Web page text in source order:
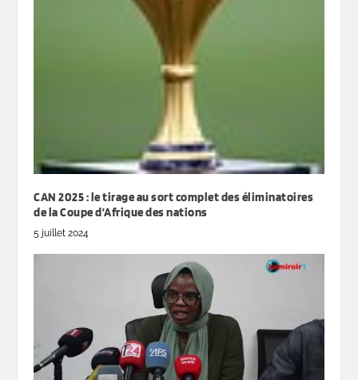
CAN 2025 : le tirage au sort complet des éliminatoires
de la Coupe d’Afrique des nations
5 juillet 2024